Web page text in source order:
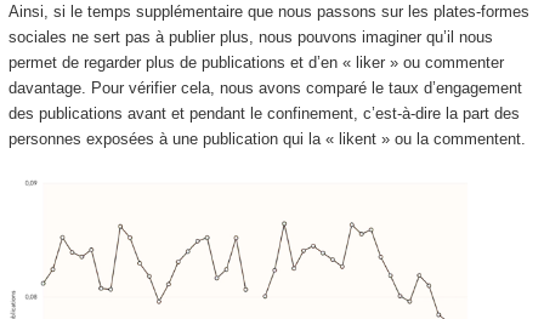
Ainsi, si le temps supplémentaire que nous passons sur les plates-formes
sociales ne sert pas à publier plus, nous pouvons imaginer qu’il nous
permet de regarder plus de publications et d’en « liker » ou commenter
davantage. Pour vérifier cela, nous avons comparé le taux d’engagement
des publications avant et pendant le confinement, c’est-à-dire la part des
personnes exposées à une publication qui la « likent » ou la commentent.